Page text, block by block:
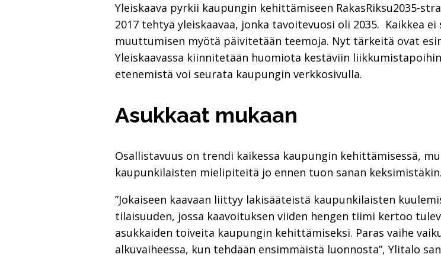
Yleiskaava pyrkii kaupungin kehittämiseen RakasRiksu2035-
2017 tehtyä yleiskaavaa, jonka tavoitevuosi oli 2035. Kaikkea
muuttumisen myötä päivitetään teemoja. Nyt tärkeitä ovat
Yleiskaavassa kiinnitetään huomiota kestäviin
etenemistä voi seurata kaupungin verkkosivulla.
Asukkaat mukaan
Osallistavuus on trendi kaikessa kaupungin kehittämisessä,
kaupunkilaisten mielipiteitä jo ennen tuon sanan keksimistäkin.
”Jokaiseen kaavaan liittyy lakisääteistä kaupunkilaisten
tilaisuuden, jossa kaavoituksen viiden hengen tiimi kertoo
asukkaiden toiveita kaupungin kehittämiseksi. Paras vaihe
alkuvaiheessa, kun tehdään ensimmäistä luonnosta”, Ylitalo